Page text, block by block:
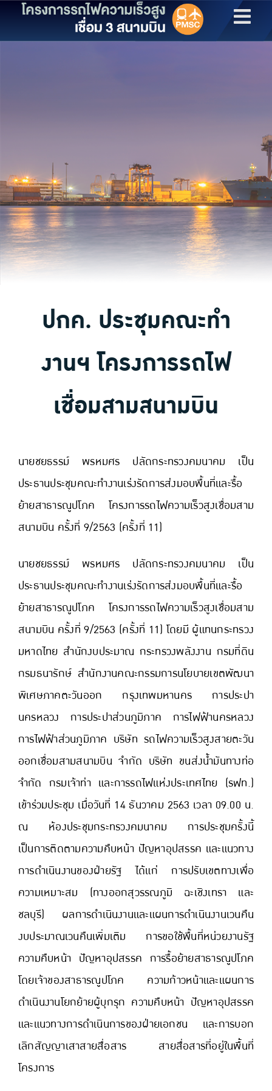
ปกค. ประชุมคณะทำ
งานฯ โครงการรถไฟ
เชื่อมสามสนามบิน
นายชยธรรม์ พรหมศร ปลัดกระทรวงคมนาคม เป็น
ประธานประชุมคณะทำงานเร่งรัดการส่งมอบพื้นที่และรื้อ
ย้ายสาธารณูปโภค โครงการรถไฟความเร็วสูงเชื่อมสาม
สนามบิน ครั้งที่ 9/2563 (ครั้งที่ 11)
นายชยธรรม์ พรหมศร ปลัดกระทรวงคมนาคม เป็น
ประธานประชุมคณะทำงานเร่งรัดการส่งมอบพื้นที่และรื้อ
ย้ายสาธารณูปโภค โครงการรถไฟความเร็วสูงเชื่อมสาม
สนามบิน ครั้งที่ 9/2563 (ครั้งที่ 11) โดยมี ผู้แทนกระทรวง
มหาดไทย สำนักงบประมาณ กระทรวงพลังงาน กรมที่ดิน
กรมธนารักษ์ สำนักงานคณะกรรมการนโยบายเขตพัฒนา
พิเศษภาคตะวันออก กรุงเทพมหานคร การประปา
นครหลวง การประปาส่วนภูมิภาค การไฟฟ้านครหลวง
การไฟฟ้าส่วนภูมิภาค บริษัท รถไฟความเร็วสูงสายตะวัน
ออกเชื่อมสามสนามบิน จำกัด บริษัท ขนส่งน้ำมันทางท่อ
จำกัด กรมเจ้าท่า และการรถไฟแห่งประเทศไทย (รฟท.)
เข้าร่วมประชุม เมื่อวันที่ 14 ธันวาคม 2563 เวลา 09.00 น.
ณ ห้องประชุมกระทรวงคมนาคม การประชุมครั้งนี้
เป็นการติดตามความคืบหน้า ปัญหาอุปสรรค และแนวทาง
การดำเนินงานของฝ่ายรัฐ ได้แก่ การปรับเขตทางเพื่อ
ความเหมาะสม (ทางออกสุวรรณภูมิ ฉะเชิงเทรา และ
ชลบุรี) ผลการดำเนินงานและแผนการดำเนินงานเวนคืน
งบประมาณเวนคืนเพิ่มเติม การขอใช้พื้นที่หน่วยงานรัฐ
ความคืบหน้า ปัญหาอุปสรรค การรื้อย้ายสาธารณูปโภค
โดยเจ้าของสาธารณูปโภค ความก้าวหน้าและแผนการ
ดำเนินงานโยกย้ายผู้บุกรุก ความคืบหน้า ปัญหาอุปสรรค
และแนวทางการดำเนินการของฝ่ายเอกชน และการบอก
เลิกสัญญาเสาสายสื่อสาร สายสื่อสารที่อยู่ในพื้นที่
โครงการ